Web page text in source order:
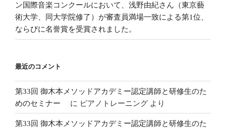
ン国際音楽コンクールにおいて、浅野由紀さん（東京藝
術大学、同大学院修了）が審査員満場一致による第1位、
ならびに名誉賞を受賞されました。
最近のコメント
第33回 御木本メソッドアカデミー認定講師と研修生のた
めのセミナー
に ピアノトレーニング より
第33回 御木本メソッドアカデミー認定講師と研修生のた